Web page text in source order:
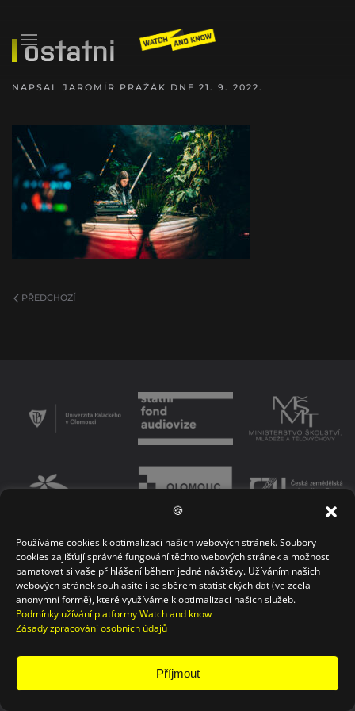
🍪
Používáme cookies k optimalizaci našich webových stránek. Soubory
cookies zajišťují správné fungování těchto webových stránek a možnost
pamatovat si vaše přihlášení během jedné návštěvy. Užíváním našich
webových stránek souhlasíte i se sběrem statistických dat (ve zcela
anonymní formě), které využíváme k optimalizaci našich služeb.
Podmínky užívání platformy Watch and know
Zásady zpracování osobních údajů
Příjmout
ostatni
NAPSAL JAROMÍR PRAŽÁK DNE 21. 9. 2022.
PŘEDCHOZÍ
PODMÍNKY UŽÍVÁNÍ PLATFORMY ZÁSADY OCHRANY OSOBNÍCH ÚDAJŮ
KONTAKT